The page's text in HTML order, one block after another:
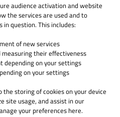
audience activation and website
the services are used and to
question. This includes:
of new services
their effectiveness
depending on your settings
on your settings
the storing of cookies on your device
site usage, and assist in our
your preferences here.